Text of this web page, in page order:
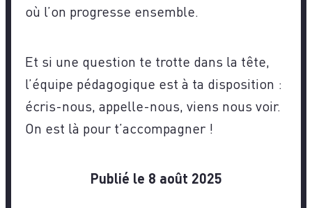
où l’on progresse ensemble.
Et si une question te trotte dans la tête,
l’équipe pédagogique est à ta disposition :
écris-nous, appelle-nous, viens nous voir.
On est là pour t’accompagner !
Publié le 8 août 2025